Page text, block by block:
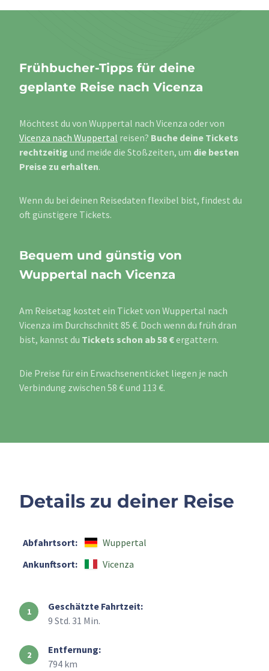
Frühbucher-Tipps für deine
geplante Reise nach Vicenza
Möchtest du von Wuppertal nach Vicenza oder von
Vicenza nach Wuppertal reisen? Buche deine Tickets
rechtzeitig und meide die Stoßzeiten, um die besten
Preise zu erhalten.
Wenn du bei deinen Reisedaten flexibel bist, findest du
oft günstigere Tickets.
Bequem und günstig von
Wuppertal nach Vicenza
Am Reisetag kostet ein Ticket von Wuppertal nach
Vicenza im Durchschnitt 85 €. Doch wenn du früh dran
bist, kannst du Tickets schon ab 58 €ergattern.
Die Preise für ein Erwachsenenticket liegen je nach
Verbindung zwischen 58 € und 113 €.
Details zu deiner Reise
Abfahrtsort:
Wuppertal
Ankunftsort:
Vicenza
Geschätzte Fahrtzeit:
9 Std. 31 Min.
Entfernung:
794 km